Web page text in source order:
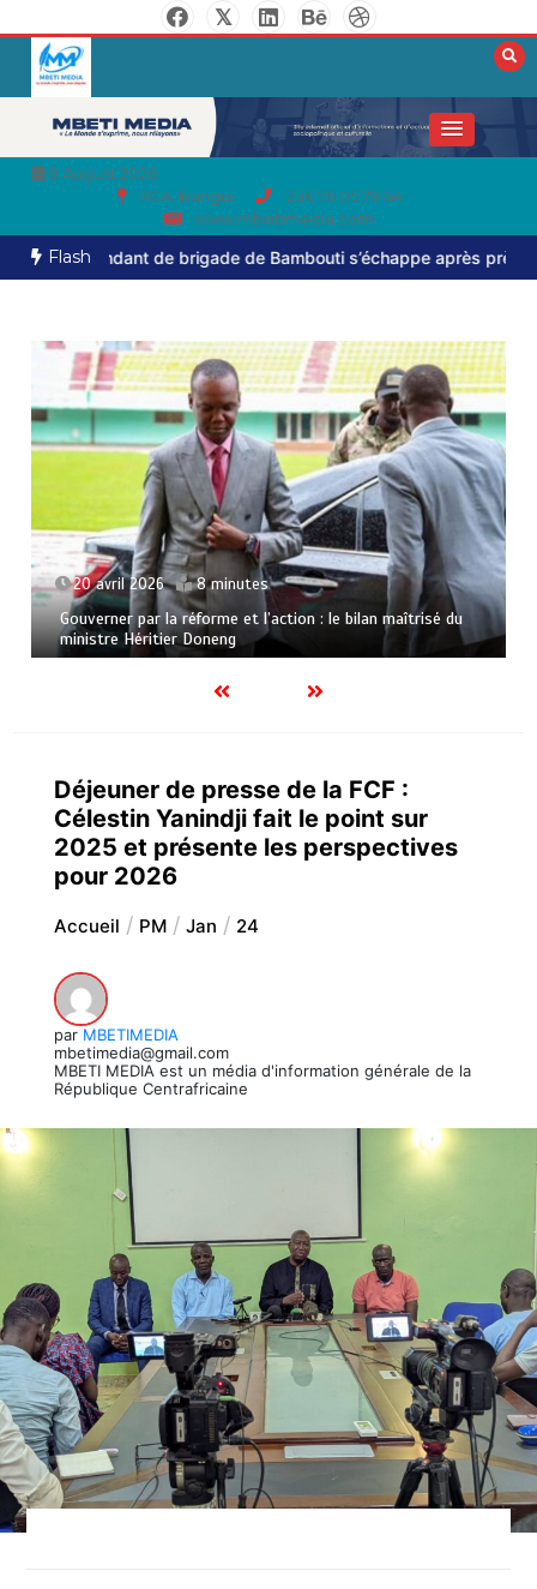
8 August 2026
RCA, Bangui
236 76 05 79 64
www.mbetimedia.com
Flash
de brigade de Bambouti s’échappe après près de huit mois
20 avril 2026 8 minutes
Gouverner par la réforme et l’action : le bilan maîtrisé du
ministre Héritier Doneng
Déjeuner de presse de la FCF :
Célestin Yanindji fait le point sur
2025 et présente les perspectives
pour 2026
Accueil PM Jan 24
par MBETIMEDIA
mbetimedia@gmail.com
MBETI MEDIA est un média d'information générale de la
République Centrafricaine